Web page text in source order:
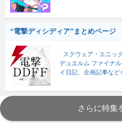
“電撃ディシディア”まとめページ
スクウェア・エニッ
デュエルム ファイナ
イ日記、企画記事など
さらに特集